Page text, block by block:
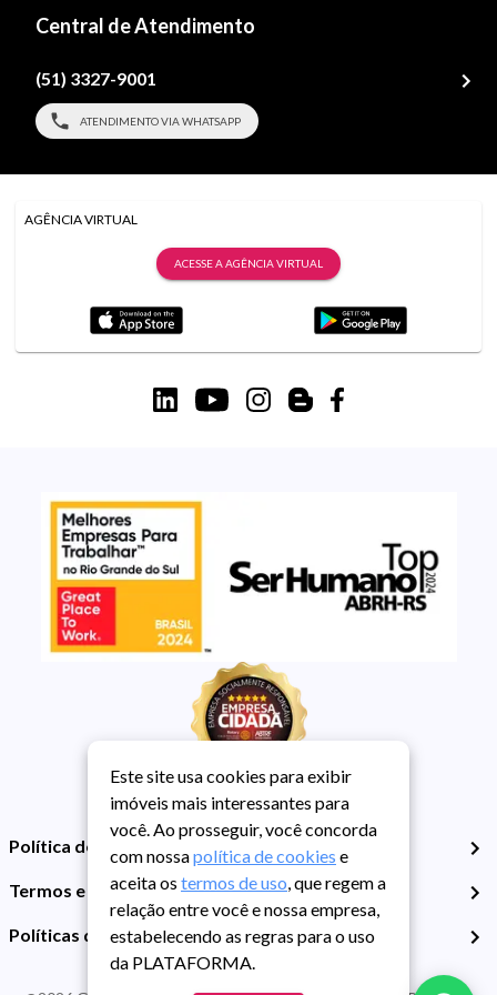
Central de Atendimento
(51) 3327-9001
ATENDIMENTO VIA WHATSAPP
AGÊNCIA VIRTUAL
ACESSE A AGÊNCIA VIRTUAL
Política de Privacidade
Termos e Condições de Uso
Políticas de Cookies
Este site usa cookies para exibir
imóveis mais interessantes para
você. Ao prosseguir, você concorda
com nossapolítica de cookies e
aceita os termos de uso, que regem a
relação entre você e nossa empresa,
estabelecendo as regras para o uso
da PLATAFORMA.